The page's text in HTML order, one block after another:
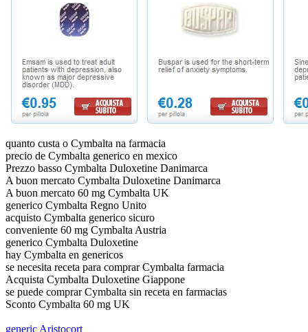
quanto custa o Cymbalta na farmacia
precio de Cymbalta generico en mexico
Prezzo basso Cymbalta Duloxetine Danimarca
A buon mercato Cymbalta Duloxetine Danimarca
A buon mercato 60 mg Cymbalta UK
generico Cymbalta Regno Unito
acquisto Cymbalta generico sicuro
conveniente 60 mg Cymbalta Austria
generico Cymbalta Duloxetine
hay Cymbalta en genericos
se necesita receta para comprar Cymbalta farmacia
Acquista Cymbalta Duloxetine Giappone
se puede comprar Cymbalta sin receta en farmacias
Sconto Cymbalta 60 mg UK
generic Aristocort